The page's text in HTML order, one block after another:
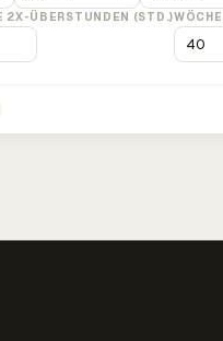
2X-ÜBERSTUNDEN (STD.)